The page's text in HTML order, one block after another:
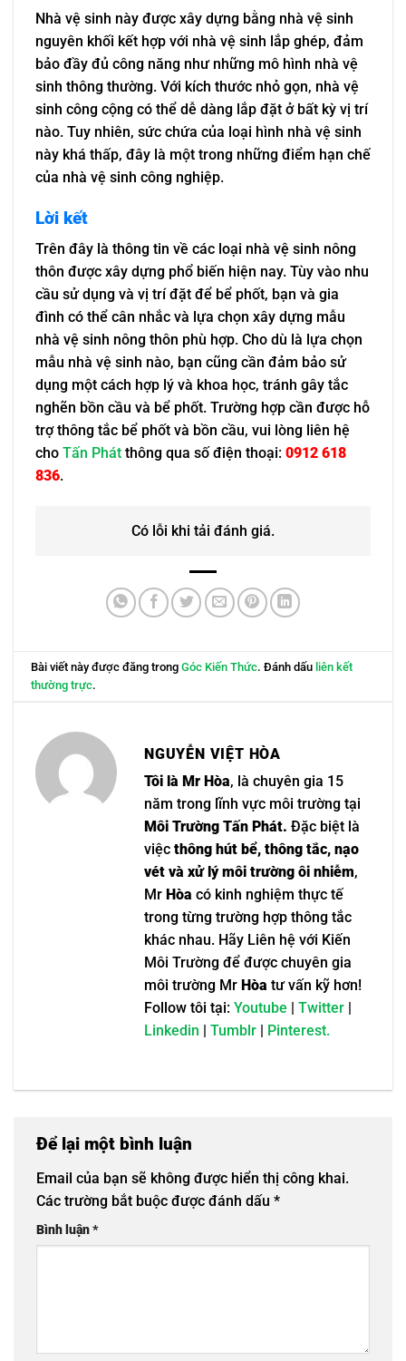
Nhà vệ sinh này được xây dựng bằng nhà vệ sinh
nguyên khối kết hợp với nhà vệ sinh lắp ghép, đảm
bảo đầy đủ công năng như những mô hình nhà vệ
sinh thông thường. Với kích thước nhỏ gọn, nhà vệ
sinh công cộng có thể dễ dàng lắp đặt ở bất kỳ vị trí
nào. Tuy nhiên, sức chứa của loại hình nhà vệ sinh
này khá thấp, đây là một trong những điểm hạn chế
của nhà vệ sinh công nghiệp.
Lời kết
Trên đây là thông tin về các loại nhà vệ sinh nông
thôn được xây dựng phổ biến hiện nay. Tùy vào nhu
cầu sử dụng và vị trí đặt để bể phốt, bạn và gia
đình có thể cân nhắc và lựa chọn xây dựng mẫu
nhà vệ sinh nông thôn phù hợp. Cho dù là lựa chọn
mẫu nhà vệ sinh nào, bạn cũng cần đảm bảo sử
dụng một cách hợp lý và khoa học, tránh gây tắc
nghẽn bồn cầu và bể phốt. Trường hợp cần được hỗ
trợ thông tắc bể phốt và bồn cầu, vui lòng liên hệ
cho Tấn Phát thông qua số điện thoại: 0912 618
836.
Có lỗi khi tải đánh giá.
Bài viết này được đăng trongGóc Kiến Thức. Đánh dấuliên kết
thường trực.
NGUYỄN VIỆT HÒA
Tôi là Mr Hòa, là chuyên gia 15
năm trong lĩnh vực môi trường tại
Môi Trường Tấn Phát. Đặc biệt là
việc thông hút bể, thông tắc, nạo
vét và xử lý môi trường ôi nhiễm,
Mr Hòa có kinh nghiệm thực tế
trong từng trường hợp thông tắc
khác nhau. Hãy Liên hệ với Kiến
Môi Trường để được chuyên gia
môi trường Mr Hòa tư vấn kỹ hơn!
Follow tôi tại: Youtube Twitter
Linkedin
Tumblr Pinterest.
Để lại một bình luận
Email của bạn sẽ không được hiển thị công khai.
Các trường bắt buộc được đánh dấu *
Bình luận*